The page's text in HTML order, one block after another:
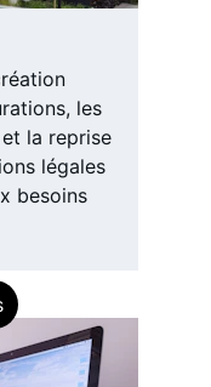
les
la reprise
légales
besoins